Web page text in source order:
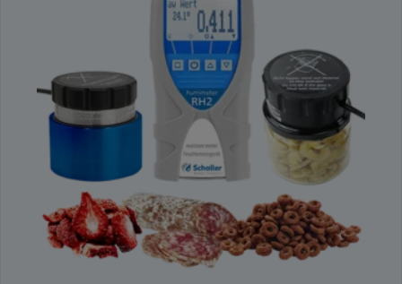
GLEICHGEWICHTSFEUCHTE
TROCKENSUBSTANZ
HEKTOLITERGEWICHT
TAUPUNKT
GEWICHT / MASSE